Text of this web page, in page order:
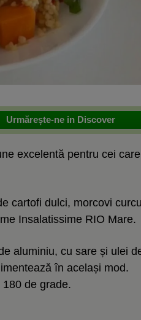
Urmărește-ne in Discover
excelentă pentru cei care
cartofi dulci, morcovi
Insalatissime RIO Mare.
aluminiu, cu sare și ulei
în același mod.
de grade.